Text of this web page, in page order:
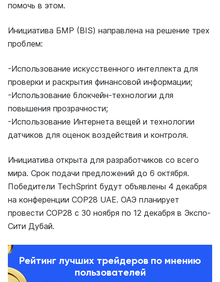
помочь в этом.
Инициатива БМР (BIS) направлена на решение трех
проблем:
-Использование искусственного интеллекта для
проверки и раскрытия финансовой информации;
-Использование блокчейн-технологии для
повышения прозрачности;
-Использование Интернета вещей и технологии
датчиков для оценок воздействия и контроля.
Инициатива открыта для разработчиков со всего
мира. Срок подачи предложений до 6 октября.
Победители TechSprint будут объявлены 4 декабря
на конференции COP28 UAE. ОАЭ планирует
провести COP28 с 30 ноября по 12 декабря в Экспо-
Сити Дубай.
Рейтинг лучших трейдеров по мнению
пользователей